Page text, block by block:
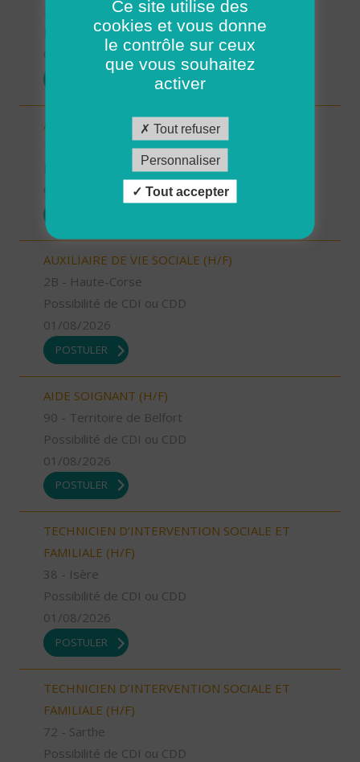
2A - Corse-du-Sud
Possibilité de CDI ou CDD
01/08/2026
AUXILIAIRE DE VIE SOCIALE (H/F)
Possibilité de CDI ou CDD
AUXILIAIRE DE VIE SOCIALE (H/F)
2B - Haute-Corse
Possibilité de CDI ou CDD
01/08/2026
POSTULER
AIDE SOIGNANT (H/F)
90 - Territoire de Belfort
Possibilité de CDI ou CDD
01/08/2026
POSTULER
TECHNICIEN D’INTERVENTION SOCIALE ET
FAMILIALE (H/F)
38 - Isère
Possibilité de CDI ou CDD
01/08/2026
POSTULER
TECHNICIEN D’INTERVENTION SOCIALE ET
FAMILIALE (H/F)
72 - Sarthe
Possibilité de CDI ou CDD
Ce site utilise des
cookies et vous donne
le contrôle sur ceux
que vous souhaitez
activer
Tout refuser
Personnaliser
Tout accepter